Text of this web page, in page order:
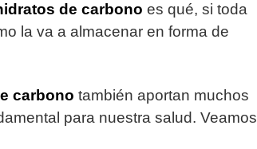
de carbono es qué, si toda
la va a almacenar en forma de
carbono también aportan muchos
para nuestra salud. Veamos